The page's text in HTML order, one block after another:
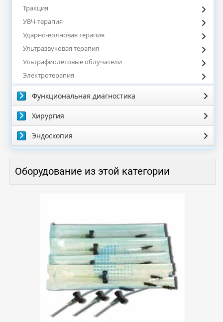
Тракция
УВЧ-терапия
Ударно-волновая терапия
Ультразвуковая терапия
Ультрафиолетовые облучатели
Электротерапия
Функциональная диагностика
Хирургия
Эндоскопия
Оборудование из этой категории